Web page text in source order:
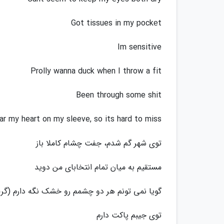
Got tissues in my pockеt
Im sensitive
Prolly wanna duck when I throw a fit
Been through some shit
my heart on my sleeve, so its hard to miss
توی شهر گم شدم، جفت چشام کاملا باز
مستقیم به میان تمام انتخابای من دوید
گویا نمی تونم هر دو چشمم رو خشک نگه دارم
توی جیبم پاکت دارم